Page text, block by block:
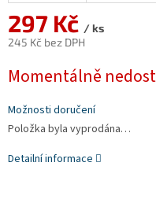
297 Kč / ks
245 Kč bez DPH
cena:
Momentálně
Možnosti doručení
Položka byla vyprodána…
Detailní informace